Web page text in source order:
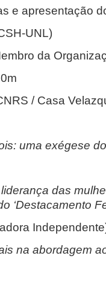
e apresentação
UNL)
da
/ Casa
uma exégese
das
‘Destacamento
na abordagem